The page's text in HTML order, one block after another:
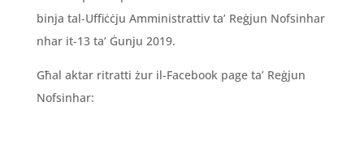
binja tal-Uffiċċju Amministrattiv ta’ Reġjun Nofsinhar
nhar it-13 ta’ Ġunju 2019.
Għal aktar ritratti żur il-Facebook page ta’ Reġjun
Nofsinhar: